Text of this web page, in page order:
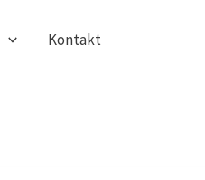
Kontakt